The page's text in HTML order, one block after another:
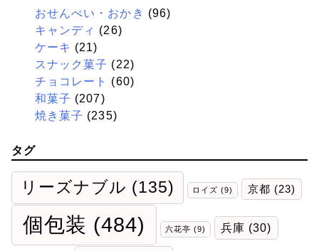
おせんべい・おかき (96)
キャンディ (26)
ケーキ (21)
スナック菓子 (22)
チョコレート
(60)
和菓子 (207)
焼き菓子 (235)
タグ
リーズナブル (135) ロイズ (9) 京都 (23)
個包装 (484) 六花亭 (9) 兵庫 (30)